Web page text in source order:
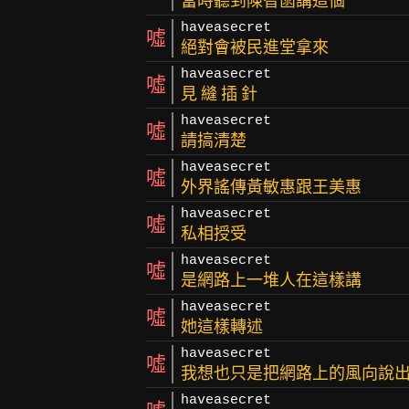
噓 haveasecret
絕對會被民進堂拿來
噓 haveasecret
見 縫 插 針
噓 haveasecret
請搞清楚
噓 haveasecret
外界謠傳黃敏惠跟王美惠
噓 haveasecret
私相授受
噓 haveasecret
是網路上一堆人在這樣講
噓 haveasecret
她這樣轉述
噓 haveasecret
我想也只是把網路上的風向說
haveasecret